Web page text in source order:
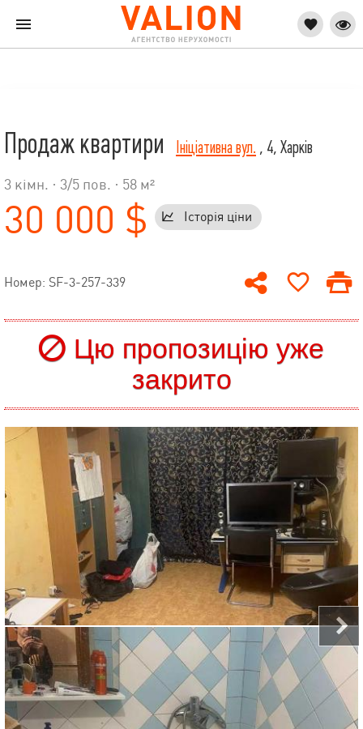
Продаж квартири Ініціативна вул. , 4, Харків
3 кімн. · 3/5 пов. · 58 м²
30 000 $ Історія ціни
Номер: SF-3-257-339
Цю пропозицію уже
закрито